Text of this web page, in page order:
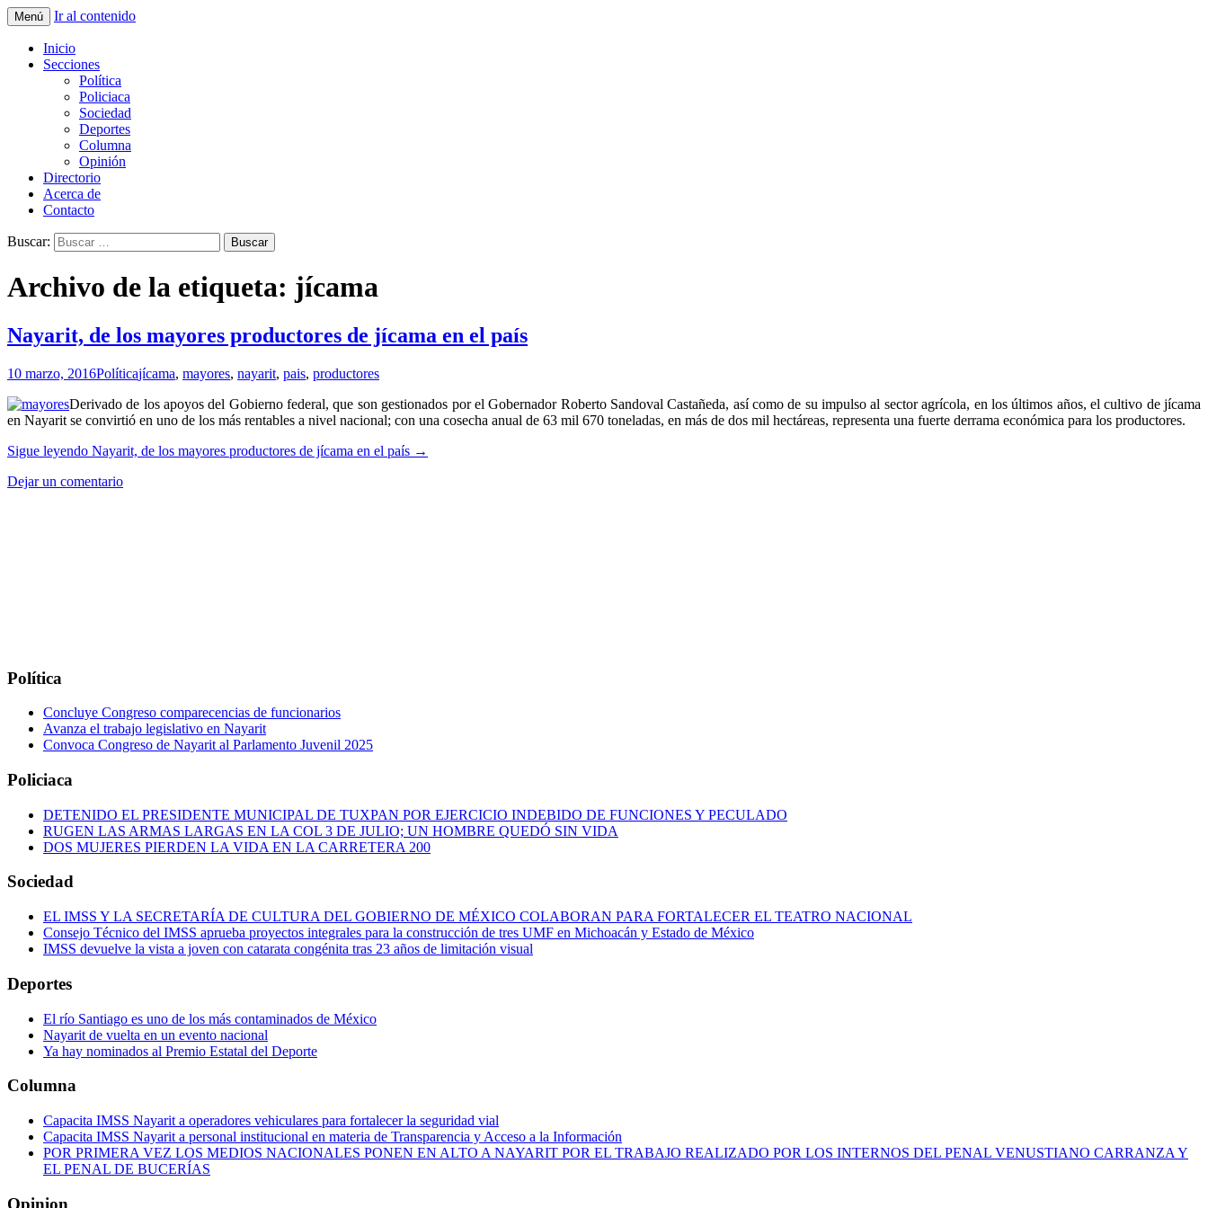
La Yunta de Tepic
Menú Ir al contenido
Inicio
Secciones
Política
Policiaca
Sociedad
Deportes
Columna
Opinión
Directorio
Acerca de
Contacto
Buscar:
Archivo de la etiqueta: jícama
Nayarit, de los mayores productores de jícama en el país
10 marzo, 2016Políticajícama, mayores, nayarit, pais, productores
Derivado de los apoyos del Gobierno federal, que son gestionados por el Gobernador Roberto Sandoval Castañeda, así como de su impulso al sector agrícola, en los últimos años, el cultivo de jícama
en Nayarit se convirtió en uno de los más rentables a nivel nacional; con una cosecha anual de 63 mil 670 toneladas, en más de dos mil hectáreas, representa una fuerte derrama económica para los productores.
Sigue leyendo Nayarit, de los mayores productores de jícama en el país →
Dejar un comentario
Política
Concluye Congreso comparecencias de funcionarios
Avanza el trabajo legislativo en Nayarit
Convoca Congreso de Nayarit al Parlamento Juvenil 2025
Policiaca
DETENIDO EL PRESIDENTE MUNICIPAL DE TUXPAN POR EJERCICIO INDEBIDO DE FUNCIONES Y PECULADO
RUGEN LAS ARMAS LARGAS EN LA COL 3 DE JULIO; UN HOMBRE QUEDÓ SIN VIDA
DOS MUJERES PIERDEN LA VIDA EN LA CARRETERA 200
Sociedad
EL IMSS Y LA SECRETARÍA DE CULTURA DEL GOBIERNO DE MÉXICO COLABORAN PARA FORTALECER EL TEATRO NACIONAL
Consejo Técnico del IMSS aprueba proyectos integrales para la construcción de tres UMF en Michoacán y Estado de México
IMSS devuelve la vista a joven con catarata congénita tras 23 años de limitación visual
Deportes
El río Santiago es uno de los más contaminados de México
Nayarit de vuelta en un evento nacional
Ya hay nominados al Premio Estatal del Deporte
Columna
Capacita IMSS Nayarit a operadores vehiculares para fortalecer la seguridad vial
Capacita IMSS Nayarit a personal institucional en materia de Transparencia y Acceso a la Información
POR PRIMERA VEZ LOS MEDIOS NACIONALES PONEN EN ALTO A NAYARIT POR EL TRABAJO REALIZADO POR LOS INTERNOS DEL PENAL VENUSTIANO CARRANZA Y
EL PENAL DE BUCERÍAS
Opinion